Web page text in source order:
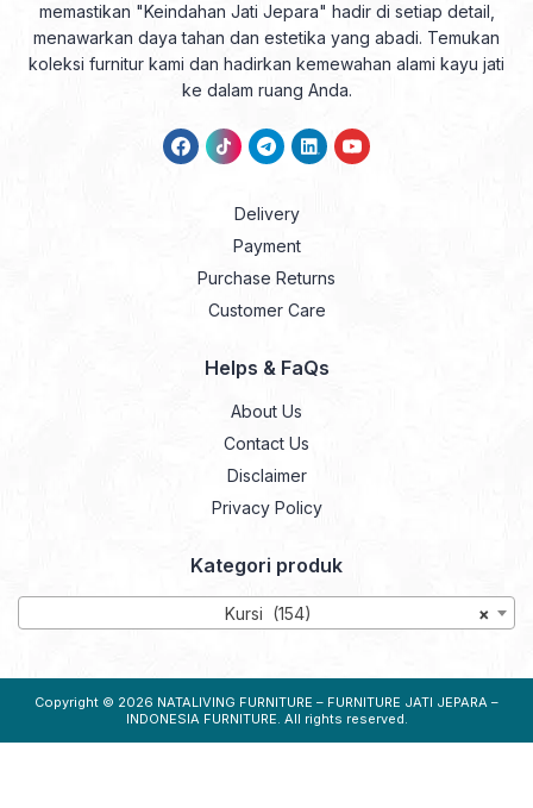
memastikan "Keindahan Jati Jepara" hadir di setiap detail,
menawarkan daya tahan dan estetika yang abadi. Temukan
koleksi furnitur kami dan hadirkan kemewahan alami kayu jati
ke dalam ruang Anda.
Delivery
Payment
Purchase Returns
Customer Care
Helps & FaQs
About Us
Contact Us
Disclaimer
Privacy Policy
Kategori produk
×
Kursi (154)
Copyright © 2026 NATALIVING FURNITURE – FURNITURE JATI JEPARA –
INDONESIA FURNITURE. All rights reserved.